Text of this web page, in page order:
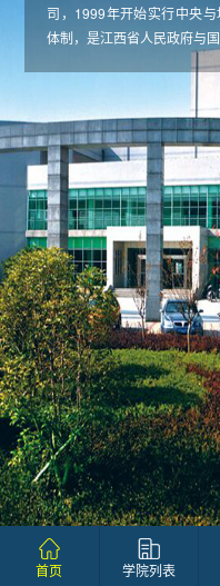
司，1999年开始实行中央
体制，是江西省人民政府与
首页 学院列表